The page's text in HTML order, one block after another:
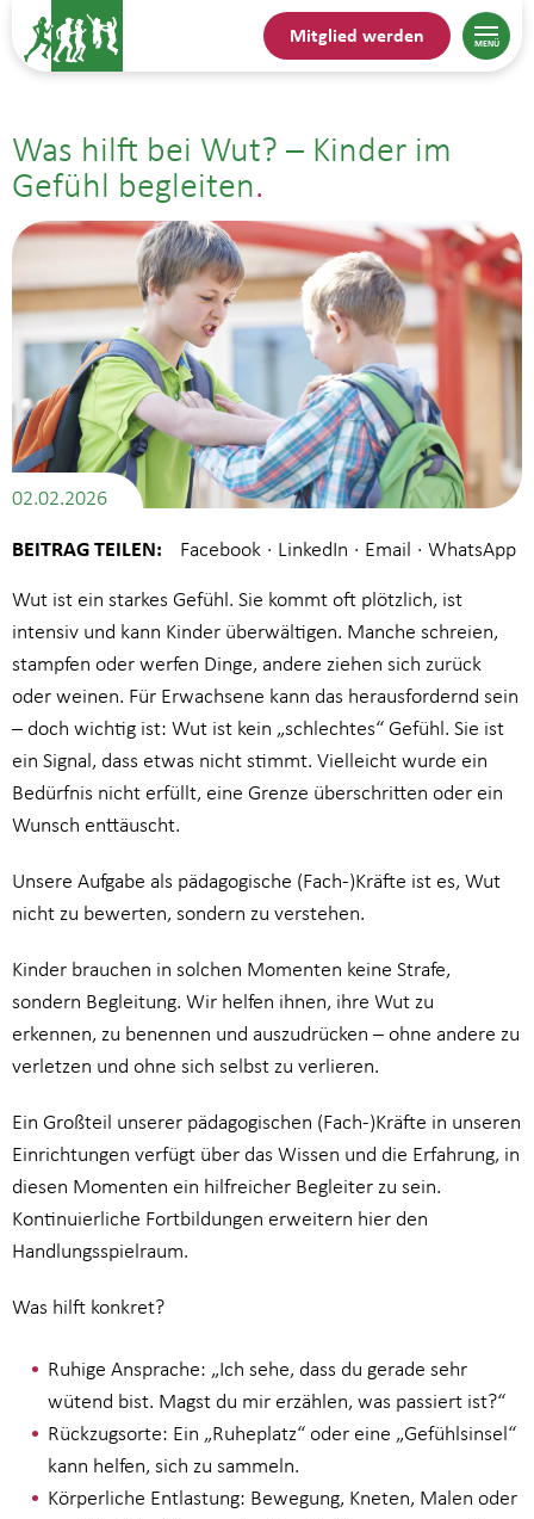
Mitglied werden
Was hilft bei Wut? – Kinder im
Gefühl begleiten
02.02.2026
BEITRAG TEILEN:
Wut ist ein starkes Gefühl. Sie kommt oft plötzlich, ist
intensiv und kann Kinder überwältigen. Manche schreien,
stampfen oder werfen Dinge, andere ziehen sich zurück
oder weinen. Für Erwachsene kann das herausfordernd sein
– doch wichtig ist: Wut ist kein „schlechtes“ Gefühl. Sie ist
ein Signal, dass etwas nicht stimmt. Vielleicht wurde ein
Bedürfnis nicht erfüllt, eine Grenze überschritten oder ein
Wunsch enttäuscht.
Unsere Aufgabe als pädagogische (Fach-)Kräfte ist es, Wut
nicht zu bewerten, sondern zu verstehen.
Kinder brauchen in solchen Momenten keine Strafe,
sondern Begleitung. Wir helfen ihnen, ihre Wut zu
erkennen, zu benennen und auszudrücken – ohne andere zu
verletzen und ohne sich selbst zu verlieren.
Ein Großteil unserer pädagogischen (Fach-)Kräfte in unseren
Einrichtungen verfügt über das Wissen und die Erfahrung, in
diesen Momenten ein hilfreicher Begleiter zu sein.
Kontinuierliche Fortbildungen erweitern hier den
Handlungsspielraum.
Was hilft konkret?
Ruhige Ansprache: „Ich sehe, dass du gerade sehr
wütend bist. Magst du mir erzählen, was passiert ist?“
Rückzugsorte: Ein „Ruheplatz“ oder eine „Gefühlsinsel“
kann helfen, sich zu sammeln.
Körperliche Entlastung: Bewegung, Kneten, Malen oder